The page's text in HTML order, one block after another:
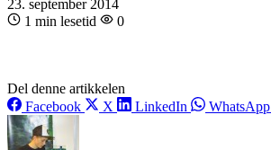
23. september 2014
1 min lesetid
0
Del denne artikkelen
Facebook
X LinkedIn WhatsApp